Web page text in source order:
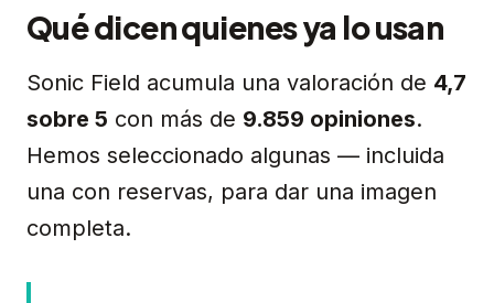
Qué dicen quienes ya lo usan
Sonic Field acumula una valoración de 4,7
sobre 5 con más de 9.859 opiniones.
Hemos seleccionado algunas — incluida
una con reservas, para dar una imagen
completa.